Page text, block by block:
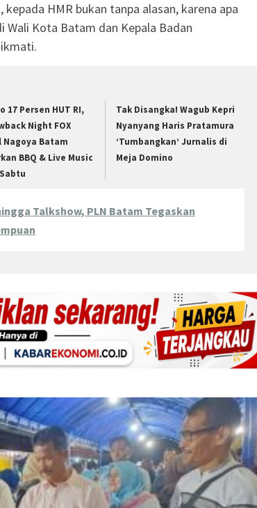
HMR bukan tanpa alasan, karena apa
Wali Kota Batam dan Kepala Badan
17 Persen HUT RI,
Night FOX
Nagoya Batam
BBQ & Live Music
Tak Disangka! Wagub Kepri
Nyanyang Haris Pratamura
‘Tumbangkan’ Jurnalis di
Meja Domino
Talkshow, PLN Batam Tegaskan